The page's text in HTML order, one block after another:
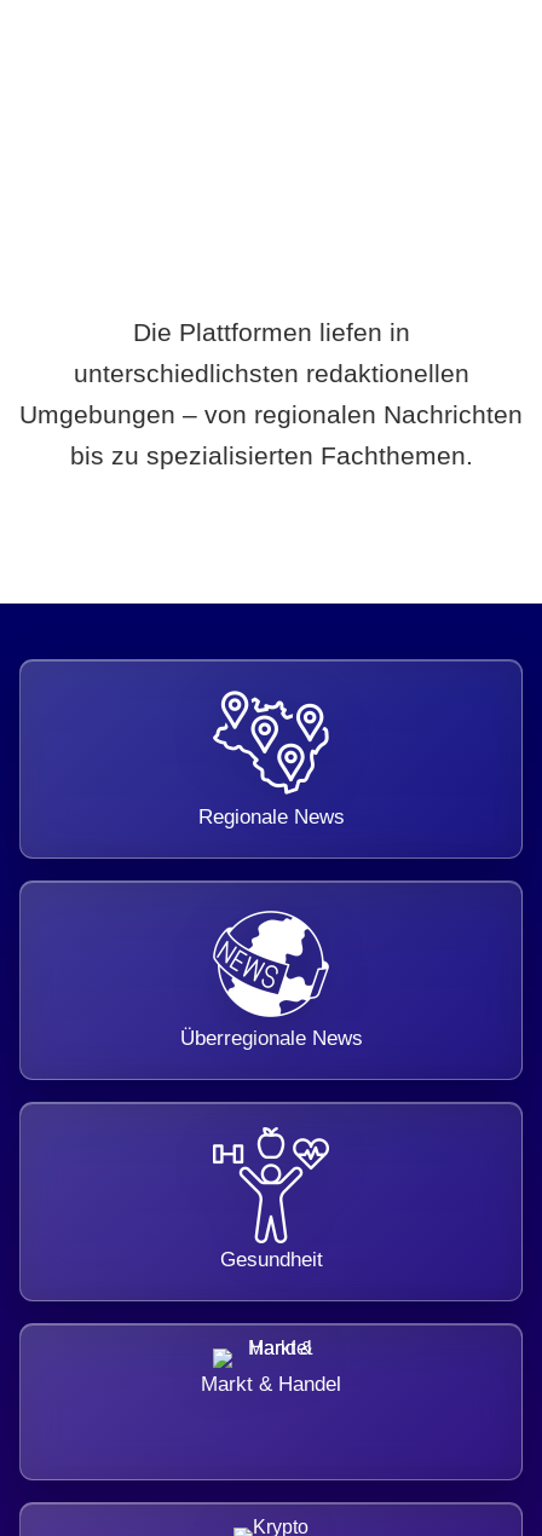
Die Plattformen liefen in
unterschiedlichsten redaktionellen
Umgebungen – von regionalen Nachrichten
bis zu spezialisierten Fachthemen.
Regionale News
Überregionale News
Gesundheit
Markt & Handel